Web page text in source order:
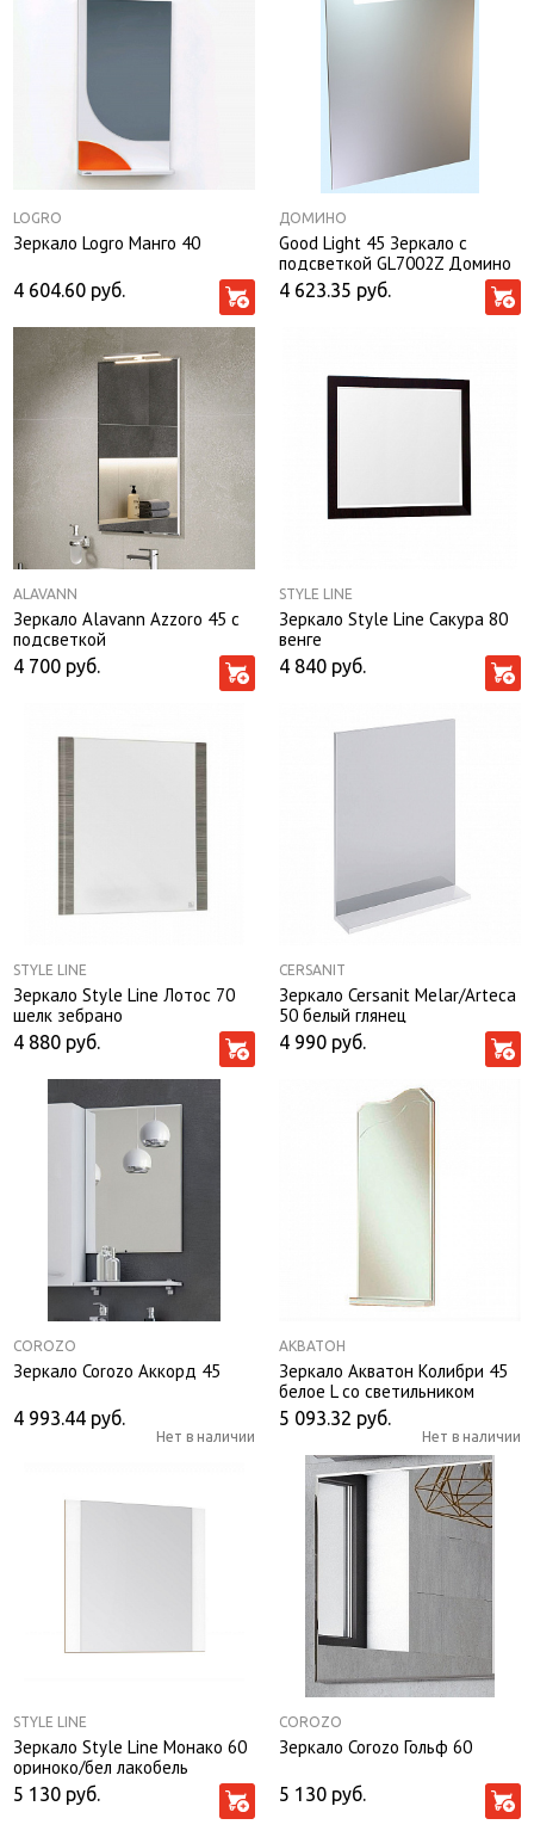
LOGRO
Зеркало Logro Манго 40
4 604.60 руб.
ДОМИНО
Good Light 45 Зеркало с
подсветкой GL7002Z Домино
4 623.35 руб.
ALAVANN
Зеркало Alavann Azzoro 45 с
подсветкой
4 700 руб.
STYLE LINE
Зеркало Style Line Сакура 80
венге
4 840 руб.
STYLE LINE
Зеркало Style Line Лотос 70
шелк зебрано
4 880 руб.
CERSANIT
Зеркало Cersanit Melar/Arteca
50 белый глянец
4 990 руб.
COROZO
Зеркало Corozo Аккорд 45
4 993.44 руб.
Нет в наличии
АКВАТОН
Зеркало Акватон Колибри 45
белое L со светильником
5 093.32 руб.
Нет в наличии
STYLE LINE
Зеркало Style Line Монако 60
ориноко/бел лакобель
5 130 руб.
COROZO
Зеркало Corozo Гольф 60
5 130 руб.